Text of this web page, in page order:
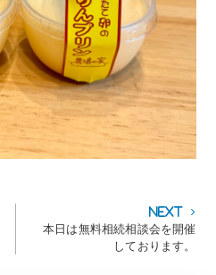
Next
post:
本日は無料相続相談会を開催
しております。